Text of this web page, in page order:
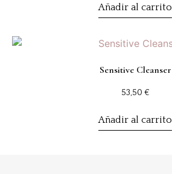
Añadir al carrito
Sensitive Cleanser
53,50 €
Añadir al carrito